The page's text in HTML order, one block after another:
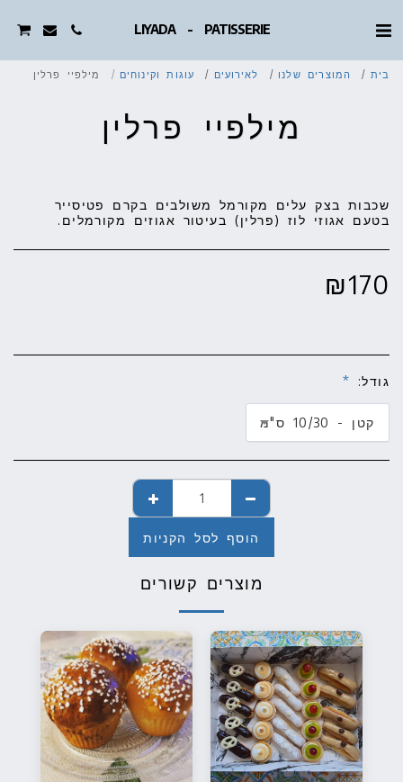
LIYADA - PATISSERIE
בית המוצרים שלנו לאירועים עוגות וקינוחים מילפיי פרלין
מילפיי פרלין
שכבות בצק עלים מקורמל משולבים בקרם פטיסייר
בטעם אגוזי לוז (פרלין) בעיטור אגוזים מקורמלים.
₪170
גודל: *
קטן - 10/30 ס"מ
הוסף לסל הקניות
מוצרים קשורים